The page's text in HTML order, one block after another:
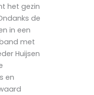
het gezin
de
in een
met
Huijsen
en